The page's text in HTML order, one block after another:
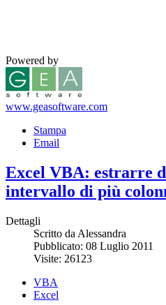
Powered by
www.geasoftware.com
Stampa
Email
Excel VBA: estrarre
intervallo di più
Dettagli
Scritto da Alessandra
Pubblicato: 08 Luglio 2011
Visite: 26123
VBA
Excel